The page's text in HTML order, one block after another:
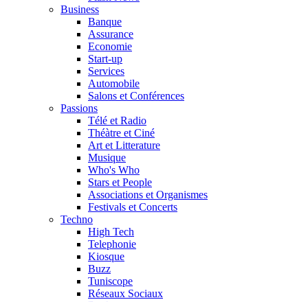
Business
Banque
Assurance
Economie
Start-up
Services
Automobile
Salons et Conférences
Passions
Télé et Radio
Théàtre et Ciné
Art et Litterature
Musique
Who's Who
Stars et People
Associations et Organismes
Festivals et Concerts
Techno
High Tech
Telephonie
Kiosque
Buzz
Tuniscope
Réseaux Sociaux